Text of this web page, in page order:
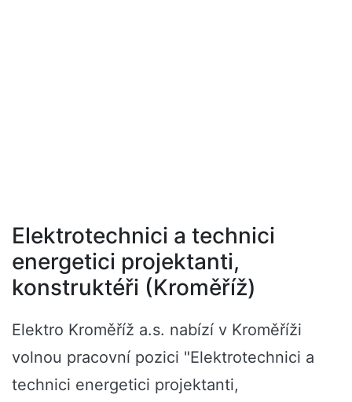
Elektrotechnici a technici
energetici projektanti,
konstruktéři (Kroměříž)
Elektro Kroměříž a.s. nabízí v Kroměříži
volnou pracovní pozici "Elektrotechnici a
technici energetici projektanti,